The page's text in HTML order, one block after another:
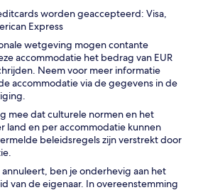
worden geaccepteerd: Visa,
Express
wetgeving mogen contante
accommodatie het bedrag van EUR
Neem voor meer informatie
accommodatie via de gegevens in de
mee dat culturele normen en het
land en per accommodatie kunnen
beleidsregels zijn verstrekt door
ben je onderhevig aan het
van de eigenaar. In overeenstemming